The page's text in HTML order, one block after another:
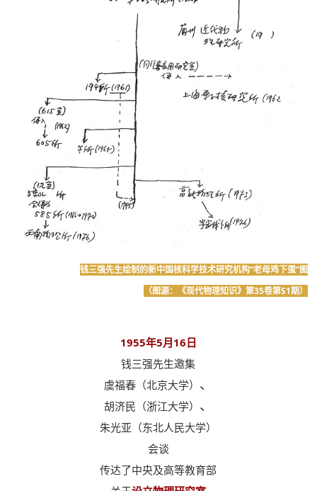
钱三强先生绘制的新中国核科学技术研究机构“老母鸡下蛋”图
（图源：《现代物理知识》第35卷第S1期）
1955年5月16日
钱三强先生邀集
虞福春（北京大学） 、
胡济民（浙江大学） 、
朱光亚（东北人民大学）
会谈
传达了中央及高等教育部